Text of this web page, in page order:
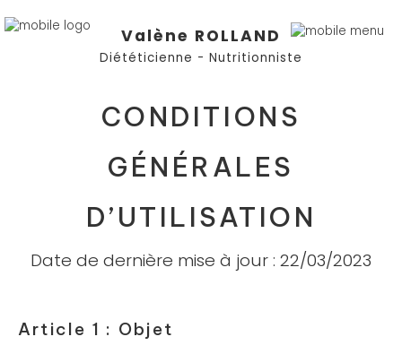
Valène ROLLAND
Diététicienne - Nutritionniste
CONDITIONS
GÉNÉRALES
D’UTILISATION
Date de dernière mise à jour : 22/03/2023
Article 1 : Objet